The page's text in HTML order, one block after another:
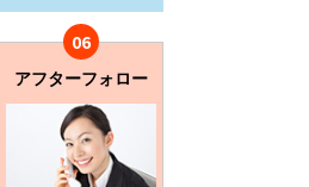
アフターフォロー